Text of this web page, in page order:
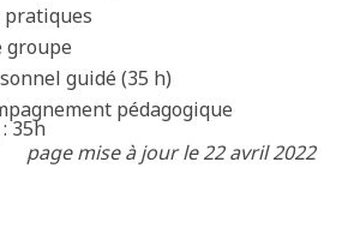
pratiques
groupe
guidé (35 h)
pédagogique
35h
page mise à jour le 22 avril 2022